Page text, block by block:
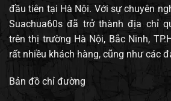
đầu tiên tại Hà Nội. Với sự chuyên
Suachua60s đã trở thành địa chỉ
trên thị trường Hà Nội, Bắc Ninh,
rất nhiều khách hàng, cũng như các
Bản đồ chỉ đường